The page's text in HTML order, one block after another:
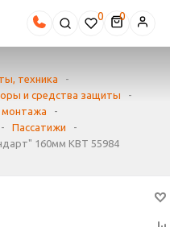
0
техника
-
и средства защиты
-
монтажа
-
- Пассатижи
-
160мм КВТ 55984